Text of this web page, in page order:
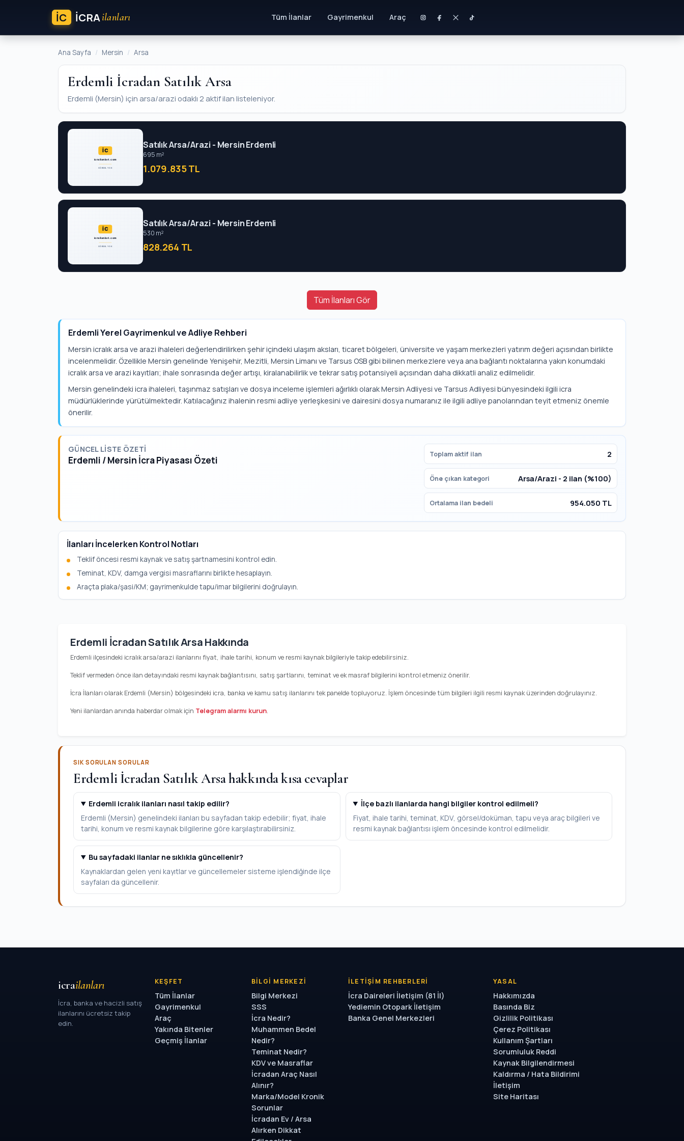
İC ICRAilanları Tüm İlanlar Gayrimenkul Araç
Ana Sayfa Mersin Arsa
Erdemli İcradan Satılık Arsa
Erdemli (Mersin) için arsa/arazi odaklı 2 aktif ilan listeleniyor.
Satılık Arsa/Arazi - Mersin Erdemli
695 m²
1.079.835 TL
Satılık Arsa/Arazi - Mersin Erdemli
530 m²
828.264 TL
Tüm İlanları Gör
Erdemli Yerel Gayrimenkul ve Adliye Rehberi
Mersin icralık arsa ve arazi ihaleleri değerlendirilirken şehir içindeki ulaşım aksları, ticaret bölgeleri, üniversite ve yaşam merkezleri yatırım değeri açısından birlikte
incelenmelidir. Özellikle Mersin genelinde Yenişehir, Mezitli, Mersin Limanı ve Tarsus OSB gibi bilinen merkezlere veya ana bağlantı noktalarına yakın konumdaki
icralık arsa ve arazi kayıtları; ihale sonrasında değer artışı, kiralanabilirlik ve tekrar satış potansiyeli açısından daha dikkatli analiz edilmelidir.
Mersin genelindeki icra ihaleleri, taşınmaz satışları ve dosya inceleme işlemleri ağırlıklı olarak Mersin Adliyesi ve Tarsus Adliyesi bünyesindeki ilgili icra
müdürlüklerinde yürütülmektedir. Katılacağınız ihalenin resmi adliye yerleşkesini ve dairesini dosya numaranız ile ilgili adliye panolarından teyit etmeniz önemle
önerilir.
GÜNCEL LISTE ÖZETI
Erdemli / Mersin İcra Piyasası Özeti
Toplam aktif ilan 2
Öne çıkan kategori Arsa/Arazi - 2 ilan (%100)
Ortalama ilan bedeli 954.050 TL
İlanları İncelerken Kontrol Notları
Teklif öncesi resmi kaynak ve satış şartnamesini kontrol edin.
Teminat, KDV, damga vergisi masraflarını birlikte hesaplayın.
Araçta plaka/şasi/KM; gayrimenkulde tapu/imar bilgilerini doğrulayın.
Erdemli İcradan Satılık Arsa Hakkında
Erdemli ilçesindeki icralık arsa/arazi ilanlarını fiyat, ihale tarihi, konum ve resmi kaynak bilgileriyle takip edebilirsiniz.
Teklif vermeden önce ilan detayındaki resmi kaynak bağlantısını, satış şartlarını, teminat ve ek masraf bilgilerini kontrol etmeniz önerilir.
İcra İlanları olarak Erdemli (Mersin) bölgesindeki icra, banka ve kamu satış ilanlarını tek panelde topluyoruz. İşlem öncesinde tüm bilgileri ilgili resmi kaynak üzerinden doğrulayınız.
Yeni ilanlardan anında haberdar olmak için Telegram alarmı kurun.
SIK SORULAN SORULAR
Erdemli İcradan Satılık Arsa hakkında kısa cevaplar
Erdemli icralık ilanları nasıl takip edilir?
Erdemli (Mersin) genelindeki ilanları bu sayfadan takip edebilir; fiyat, ihale
tarihi, konum ve resmi kaynak bilgilerine göre karşılaştırabilirsiniz.
İlçe bazlı ilanlarda hangi bilgiler kontrol edilmeli?
Fiyat, ihale tarihi, teminat, KDV, görsel/doküman, tapu veya araç bilgileri ve
resmi kaynak bağlantısı işlem öncesinde kontrol edilmelidir.
Bu sayfadaki ilanlar ne sıklıkla güncellenir?
Kaynaklardan gelen yeni kayıtlar ve güncellemeler sisteme işlendiğinde ilçe
sayfaları da güncellenir.
icrailanları
İcra, banka ve hacizli satış
ilanlarını ücretsiz takip
edin.
KEŞFET
Tüm İlanlar
Gayrimenkul
Araç
Yakında Bitenler
Geçmiş İlanlar
BILGI MERKEZI
Bilgi Merkezi
SSS
İcra Nedir?
Muhammen Bedel
Nedir?
Teminat Nedir?
KDV ve Masraflar
İcradan Araç Nasıl
Alınır?
Marka/Model Kronik
Sorunlar
İcradan Ev / Arsa
Alırken Dikkat
İLETIŞIM REHBERLERI
İcra Daireleri İletişim (81 İl)
Yediemin Otopark İletişim
Banka Genel Merkezleri
YASAL
Hakkımızda
Basında Biz
Gizlilik Politikası
Çerez Politikası
Kullanım Şartları
Sorumluluk Reddi
Kaynak Bilgilendirmesi
Kaldırma / Hata Bildirimi
İletişim
Site Haritası